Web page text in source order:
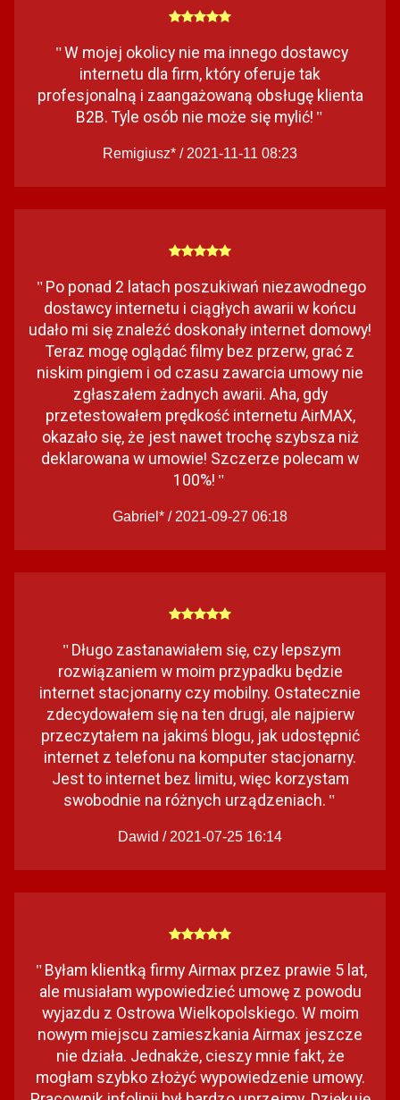
"W mojej okolicy nie ma innego dostawcy
internetu dla firm, który oferuje tak
profesjonalną i zaangażowaną obsługę klienta
B2B. Tyle osób nie może się mylić! "
Remigiusz* / 2021-11-11 08:23
" Po ponad 2 latach poszukiwań niezawodnego
dostawcy internetu i ciągłych awarii w końcu
udało mi się znaleźć doskonały internet domowy!
Teraz mogę oglądać filmy bez przerw, grać z
niskim pingiem i od czasu zawarcia umowy nie
zgłaszałem żadnych awarii. Aha, gdy
przetestowałem prędkość internetu AirMAX,
okazało się, że jest nawet trochę szybsza niż
deklarowana w umowie! Szczerze polecam w
100%! "
Gabriel* / 2021-09-27 06:18
" Długo zastanawiałem się, czy lepszym
rozwiązaniem w moim przypadku będzie
internet stacjonarny czy mobilny. Ostatecznie
zdecydowałem się na ten drugi, ale najpierw
przeczytałem na jakimś blogu, jak udostępnić
internet z telefonu na komputer stacjonarny.
Jest to internet bez limitu, więc korzystam
swobodnie na różnych urządzeniach. "
Dawid / 2021-07-25 16:14
" Byłam klientką firmy Airmax przez prawie 5 lat,
ale musiałam wypowiedzieć umowę z powodu
wyjazdu z Ostrowa Wielkopolskiego. W moim
nowym miejscu zamieszkania Airmax jeszcze
nie działa. Jednakże, cieszy mnie fakt, że
mogłam szybko złożyć wypowiedzenie umowy.